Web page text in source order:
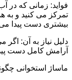
فواید: زمانی که در
تمرکز می کنید و
بیشتری دست پیدا می
دلیل نیاز به آن: اگر
آرامش کامل دست
ماساژ استخوانی